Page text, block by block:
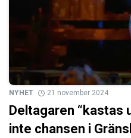
NYHET 21 november 2024
Deltagaren “kastas
inte chansen i